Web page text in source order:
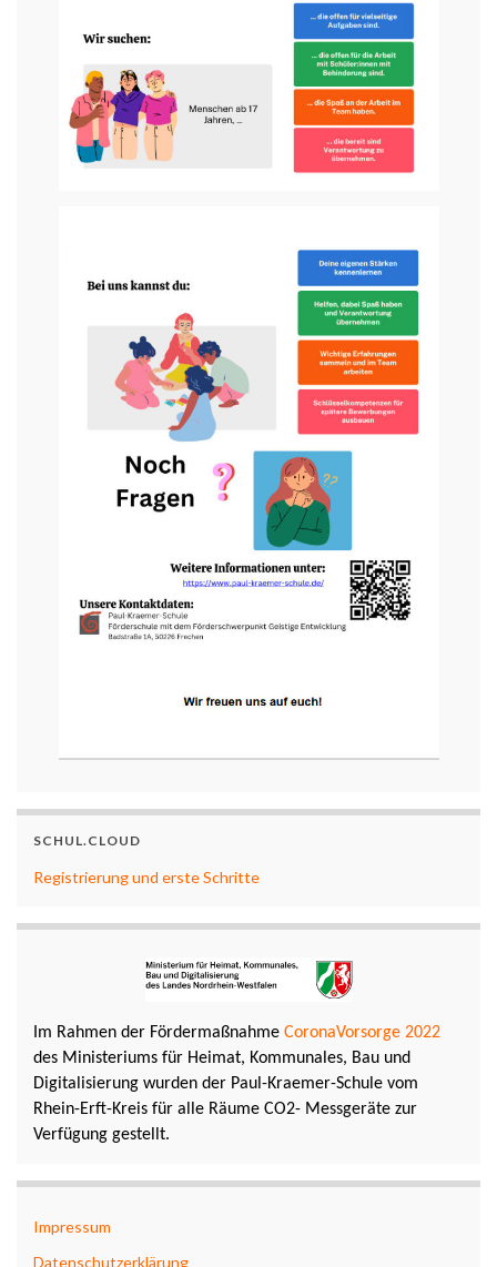
SCHUL.CLOUD
Registrierung und erste Schritte
Im Rahmen der Fördermaßnahme CoronaVorsorge 2022
des Ministeriums für Heimat, Kommunales, Bau und
Digitalisierung wurden der Paul-Kraemer-Schule vom
Rhein-Erft-Kreis für alle Räume CO2- Messgeräte zur
Verfügung gestellt.
Impressum
Datenschutzerklärung